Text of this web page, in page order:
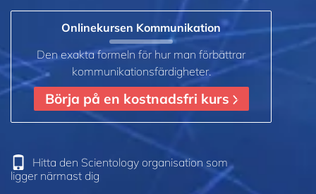
Onlinekursen Kommunikation
Den exakta formeln för hur man förbättrar
kommunikationsfärdigheter.
Börja på en kostnadsfri kurs
Hitta den Scientology organisation som
ligger närmast dig